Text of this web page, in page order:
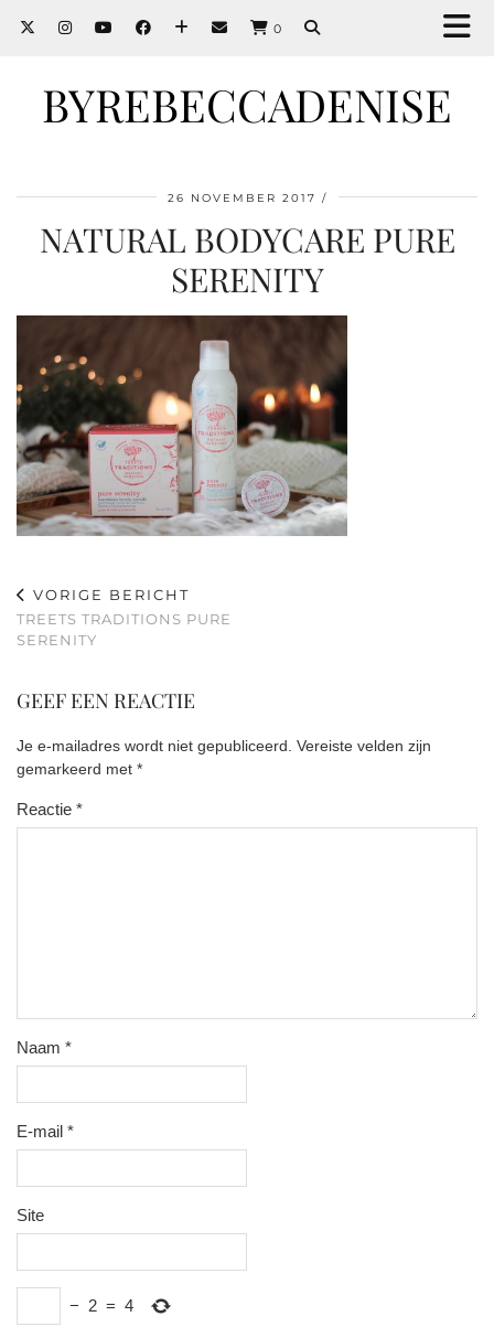
0
BYREBECCADENISE
26 NOVEMBER 2017
NATURAL BODYCARE PURE
SERENITY
VORIGE BERICHT
TREETS TRADITIONS PURE
SERENITY
GEEF EEN REACTIE
Je e-mailadres wordt niet gepubliceerd. Vereiste velden zijn
gemarkeerd met *
Reactie *
Naam *
E-mail *
Site
− 2 = 4